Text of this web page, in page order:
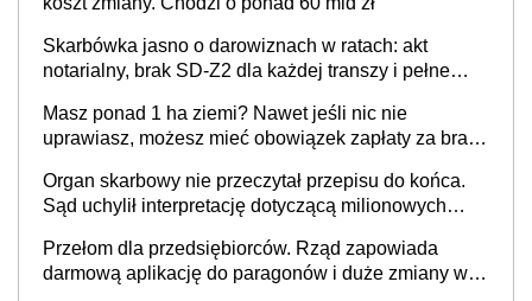
Skarbówka jasno o darowiznach w ratach: akt
notarialny, brak SD-Z2 dla każdej transzy i pełne
Masz ponad 1 ha ziemi? Nawet jeśli nic nie
uprawiasz, możesz mieć obowiązek zapłaty za brak
Organ skarbowy nie przeczytał przepisu do końca.
Sąd uchylił interpretację dotyczącą milionowych
Przełom dla przedsiębiorców. Rząd zapowiada
darmową aplikację do paragonów i duże zmiany w